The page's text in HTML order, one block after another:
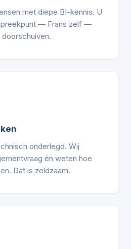
met diepe BI-kennis. U
— Frans zelf —
onderlegd. Wij
én weten hoe
Dat is zeldzaam.